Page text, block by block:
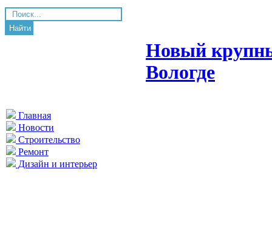
Найти
Главная
Новости
Строительство
Ремонт
Дизайн и интерьер
Новый
Вологде